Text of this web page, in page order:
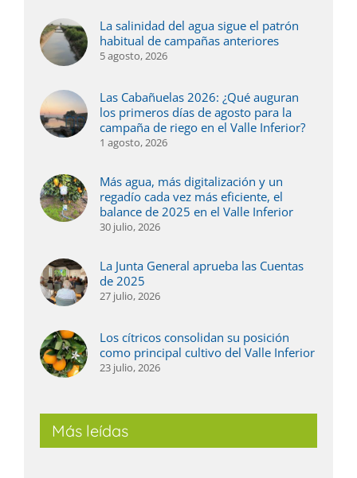
La salinidad del agua sigue el patrón
habitual de campañas anteriores
5 agosto, 2026
Las Cabañuelas 2026: ¿Qué auguran
los primeros días de agosto para la
campaña de riego en el Valle Inferior?
1 agosto, 2026
Más agua, más digitalización y un
regadío cada vez más eficiente, el
balance de 2025 en el Valle Inferior
30 julio, 2026
La Junta General aprueba las Cuentas
de 2025
27 julio, 2026
Los cítricos consolidan su posición
como principal cultivo del Valle Inferior
23 julio, 2026
Más leídas